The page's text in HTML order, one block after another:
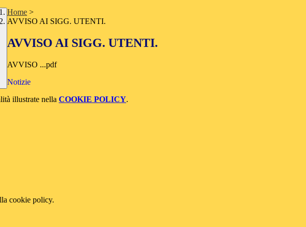
Home >
AVVISO AI SIGG. UTENTI.
AVVISO AI SIGG. UTENTI.
AVVISO ...pdf
Notizie
illustrate nella COOKIE POLICY.
cookie policy.